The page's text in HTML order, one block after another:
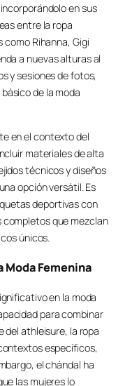
en sus
entre la ropa
como Rihanna, Gigi
a nuevas alturas al
y sesiones de fotos,
de la moda
en el contexto del
materiales de alta
técnicos y diseños
opción versátil. Es
deportivas con
que mezclan
únicos.
Moda Femenina
en la moda
para combinar
del athleisure, la ropa
específicos,
el chándal ha
las mujeres lo